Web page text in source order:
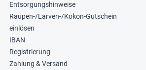
Entsorgungshinweise
Raupen-/Larven-/Kokon-Gutschein
einlösen
IBAN
Registrierung
Zahlung & Versand